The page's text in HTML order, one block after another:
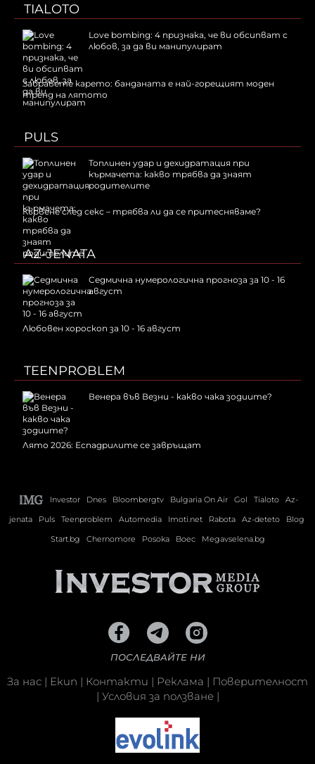
TIALOTO
Love bombing: 4 признака, че ви обсипват с
любов, за да ви манипулират
Забравете карето: банданата е най-горещият моден
тренд на лятото
PULS
Топлинен удар и дехидратация при
кърмачета: какво трябва да знаят
родителите
Кървене след секс – трябва ли да се притесняваме?
AZ-JENATA
Седмична нумерологична прогноза за 10 - 16
август
Любовен хороскоп за 10 - 16 август
TEENPROBLEM
Венера във Везни - какво чака зодиите?
Лято 2026: Еспадрилите се завръщат
Investor Dnes Bloombergtv Bulgaria On Air Gol Tialoto
Az-
jenata
Puls Teenproblem Automedia Imoti.net Rabota Az-deteto
Blog
Start.bg
Chernomore Posoka Boec Megavselena.bg
ПОСЛЕДВАЙТЕ НИ
За нас | Екип | Контакти | Реклама | Поверителност
| Условия за ползване|